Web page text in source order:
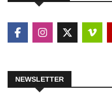
NEWSLETTER